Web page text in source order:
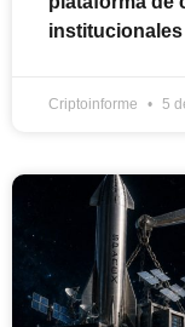
institucionales
Criptoinforme 5